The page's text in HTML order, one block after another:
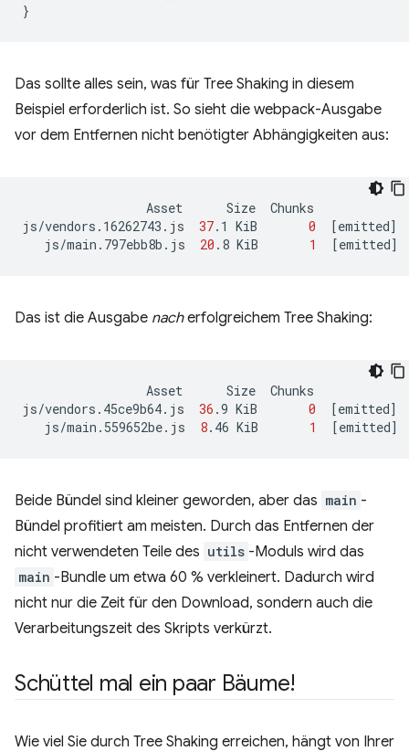
}
Das sollte alles sein, was für Tree Shaking in diesem
Beispiel erforderlich ist. So sieht die webpack-Ausgabe
vor dem Entfernen nicht benötigter Abhängigkeiten aus:
Asset Size
Chunks
js/vendors.16262743.js
37.1 KiB 0 [emitted]
js/main.797ebb8b.js
20 .8 KiB 1 [emitted]
Das ist die Ausgabe nacherfolgreichem Tree Shaking:
Asset Size
Chunks
js/vendors.45ce9b64.js
36 .9 KiB 0 [emitted]
js/main.559652be.js
8.46 KiB 1 [emitted]
Beide Bündel sind kleiner geworden, aber das main -
Bündel profitiert am meisten. Durch das Entfernen der
nicht verwendeten Teile des utils -Moduls wird das
main -Bundle um etwa 60 % verkleinert. Dadurch wird
nicht nur die Zeit für den Download, sondern auch die
Verarbeitungszeit des Skripts verkürzt.
Schüttel mal ein paar Bäume!
Wie viel Sie durch Tree Shaking erreichen, hängt von Ihrer